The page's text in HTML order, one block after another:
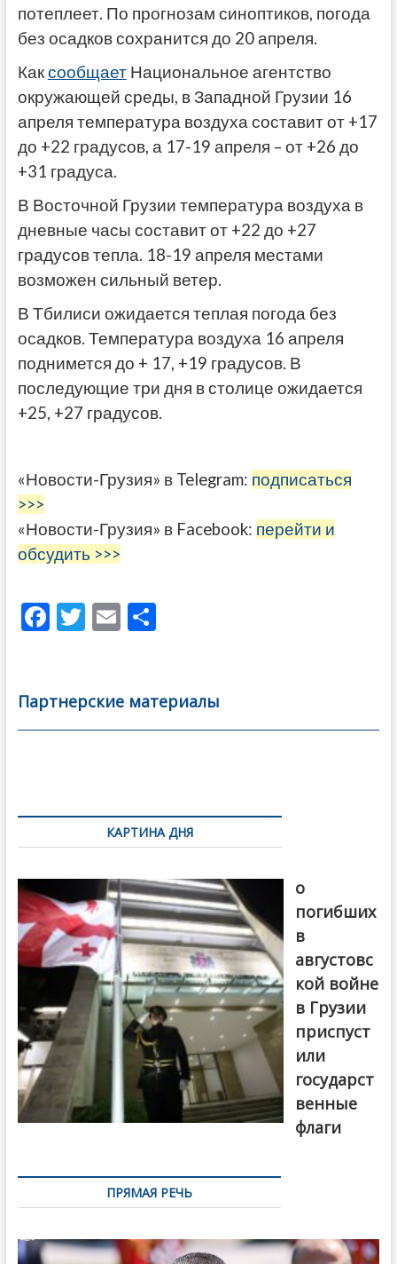
потеплеет. По прогнозам синоптиков, погода
без осадков сохранится до 20 апреля.
КаксообщаетНациональное агентство
окружающей среды, в Западной Грузии 16
апреля температура воздуха составит от +17
до +22 градусов, а 17-19 апреля – от +26 до
+31 градуса.
В Восточной Грузии температура воздуха в
дневные часы составит от +22 до +27
градусов тепла. 18-19 апреля местами
возможен сильный ветер.
В Тбилиси ожидается теплая погода без
осадков. Температура воздуха 16 апреля
поднимется до + 17, +19 градусов. В
последующие три дня в столице ожидается
+25, +27 градусов.
«Новости-Грузия» в Telegram: подписаться
>>>
«Новости-Грузия» в Facebook: перейти и
обсудить >>>
F
b
o
T
er
E
l
О
а
в
Партнерские материалы
по
записямКАРТИНА ДНЯ
о
погибших
в
августовс
кой войне
в Грузии
приспуст
или
государст
венные
флаги
ПРЯМАЯ РЕЧЬ